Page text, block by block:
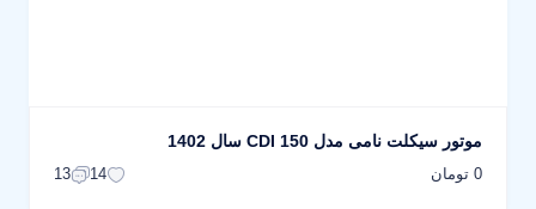
موتور سیکلت نامی مدل 150 CDI سال 1402
0 تومان 14
13